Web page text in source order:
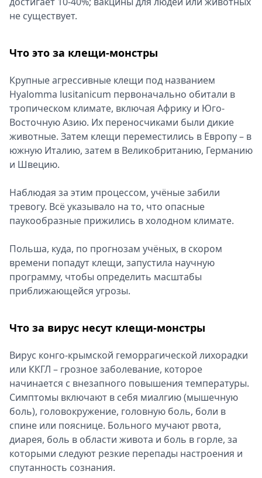
не существует.
Что это за клещи-монстры
Крупные агрессивные клещи под названием
Hyalomma lusitanicum первоначально обитали в
тропическом климате, включая Африку и Юго-
Восточную Азию. Их переносчиками были дикие
животные. Затем клещи переместились в Европу – в
южную Италию, затем в Великобританию, Германию
и Швецию.
Наблюдая за этим процессом, учёные забили
тревогу. Всё указывало на то, что опасные
паукообразные прижились в холодном климате.
Польша, куда, по прогнозам учёных, в скором
времени попадут клещи, запустила научную
программу, чтобы определить масштабы
приближающейся угрозы.
Что за вирус несут клещи-монстры
Вирус конго-крымской геморрагической лихорадки
или ККГЛ – грозное заболевание, которое
начинается с внезапного повышения температуры.
Симптомы включают в себя миалгию (мышечную
боль), головокружение, головную боль, боли в
спине или пояснице. Больного мучают рвота,
диарея, боль в области живота и боль в горле, за
которыми следуют резкие перепады настроения и
спутанность сознания.